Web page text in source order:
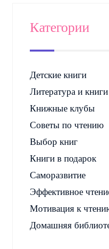
Категории
Детские книги
Литература и книги
Книжные клубы
Советы по чтению
Выбор книг
Книги в подарок
Саморазвитие
Эффективное
Мотивация к
Домашняя